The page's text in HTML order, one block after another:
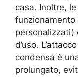
casa. Inoltre,
personalizzati)
d’uso.
condensa è
prolungato,